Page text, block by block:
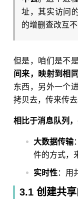
址，其实访问
的增删查改互不
但是，咱们是不
间来，映射到相
东西，另外一个
拷贝去，传来传去
相比于消息队列
大数据传输
件的方式，
实时性：用
3.1 创建共